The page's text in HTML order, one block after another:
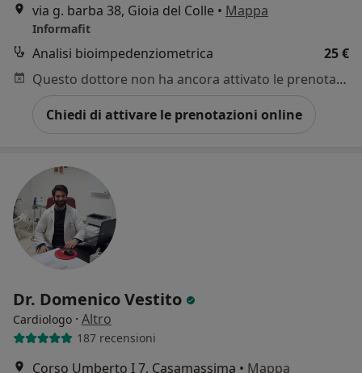
via g. barba 38, Gioia del Colle • Mappa
Informafit
Analisi bioimpedenziometrica
25 €
Questo dottore non ha ancora attivato le prenotazioni online presso questo indirizzo.
Chiedi di attivare le prenotazioni online
Dr. Domenico Vestito
Cardiologo · Altro
187 recensioni
Corso Umberto I 7, Casamassima • Mappa